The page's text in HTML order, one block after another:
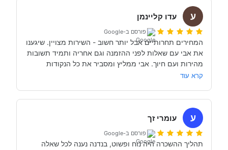
השכרנו את הקרוואן בדורטמונד, בגרמניה- קיבלנו את האוטו
ע עדו קליינמן
פורסם ב-Google
קרא עוד
ע עומרי זך
פורסם ב-Google